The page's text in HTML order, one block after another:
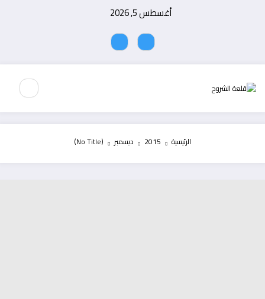
أغسطس 5, 2026
الرئيسية 2015 ديسمبر (No Title)